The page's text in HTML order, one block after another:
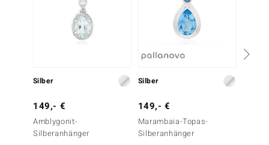
Silber
149,- €
Amblygonit-
Silberanhänger
Silber
149,- €
Marambaia-Topas-
Silberanhänger